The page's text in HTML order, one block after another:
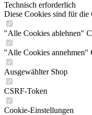
Technisch erforderlich
Diese Cookies sind für
"Alle Cookies ablehnen"
"Alle Cookies annehmen"
Ausgewählter Shop
CSRF-Token
Cookie-Einstellungen